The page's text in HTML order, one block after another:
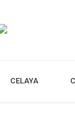
CELAYA